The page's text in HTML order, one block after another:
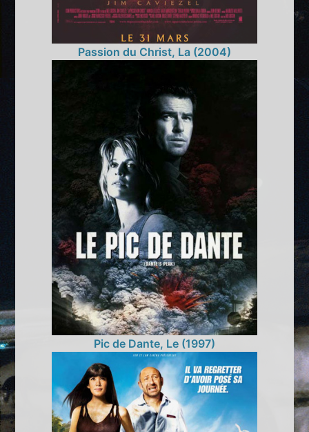
Passion du Christ, La (2004)
Pic de Dante, Le (1997)